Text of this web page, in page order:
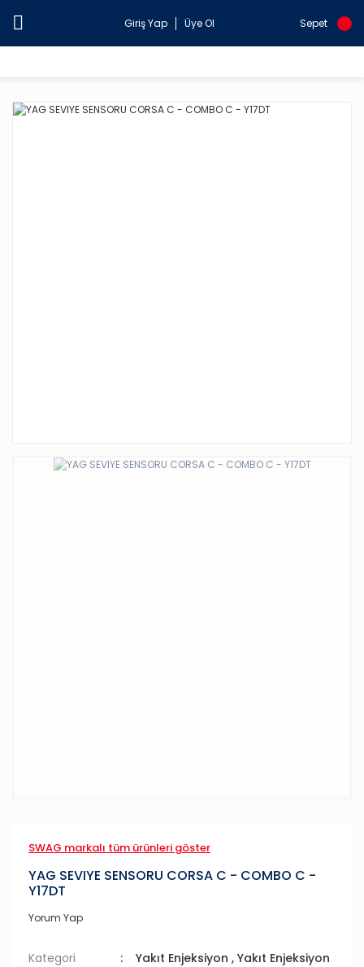
Giriş Yap Üye Ol Sepet
SWAG markalı tüm ürünleri göster
YAG SEVIYE SENSORU CORSA C - COMBO C -
Y17DT
Yorum Yap
Kategori Yakıt Enjeksiyon ,Yakıt Enjeksiyon